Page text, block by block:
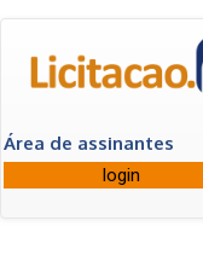
Área de assinantes